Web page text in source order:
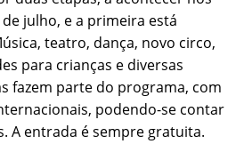
de julho, e a primeira está
teatro, dança, novo circo,
para crianças e diversas
fazem parte do programa, com
podendo-se contar
A entrada é sempre gratuita.